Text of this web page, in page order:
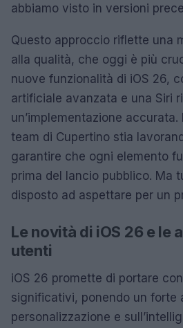
abbiamo visto in versioni
Questo approccio riflette una
alla qualità, che oggi è più
nuove funzionalità di iOS 26,
artificiale avanzata e una Siri
un’implementazione accurata.
team di Cupertino stia
garantire che ogni elemento
prima del lancio pubblico. Ma
disposto ad aspettare per un
Le novità di iOS 26 e le
utenti
iOS 26 promette di portare
significativi, ponendo un forte
personalizzazione e